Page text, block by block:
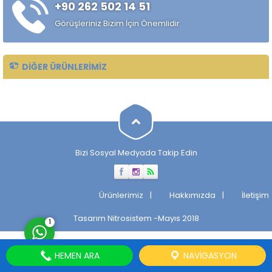
sağlamak amacıyla tercih
edilir. Düşük kesme direnci...
+90 262 502 14 51
Görüşleriniz Bizim İçin Önemlidir.
DIĞER ÜRÜNLERIMIZ
Bizi Sosyal Medyada Takip Edin
Ürünlerimiz Hakkımızda
İletişim
Tasarım Nitrosistem -Mayıs 2018
Cevap Yaz
1
HEMEN ARA NAVIGASYON